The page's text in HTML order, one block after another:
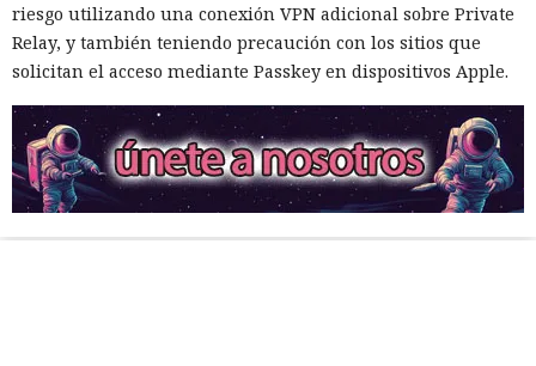
riesgo utilizando una conexión VPN adicional sobre Private
Relay, y también teniendo precaución con los sitios que
solicitan el acceso mediante Passkey en dispositivos Apple.